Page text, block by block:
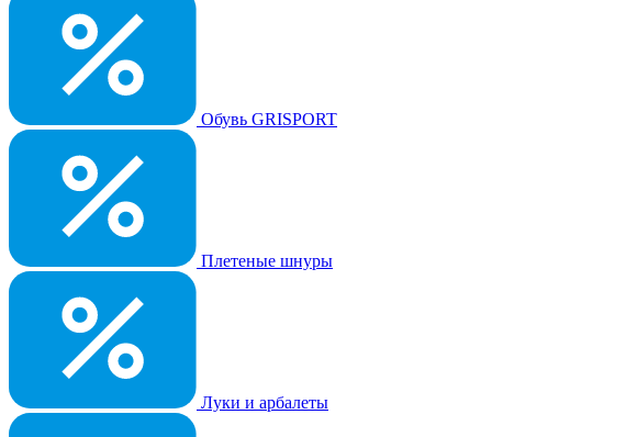
Обувь GRISPORT
Плетеные шнуры
Луки и арбалеты